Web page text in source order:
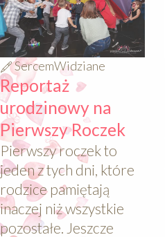
SercemWidziane
Reportaż
urodzinowy na
Pierwszy Roczek
Pierwszy roczek to
jeden z tych dni, które
rodzice pamiętają
inaczej niż wszystkie
pozostałe. Jeszcze